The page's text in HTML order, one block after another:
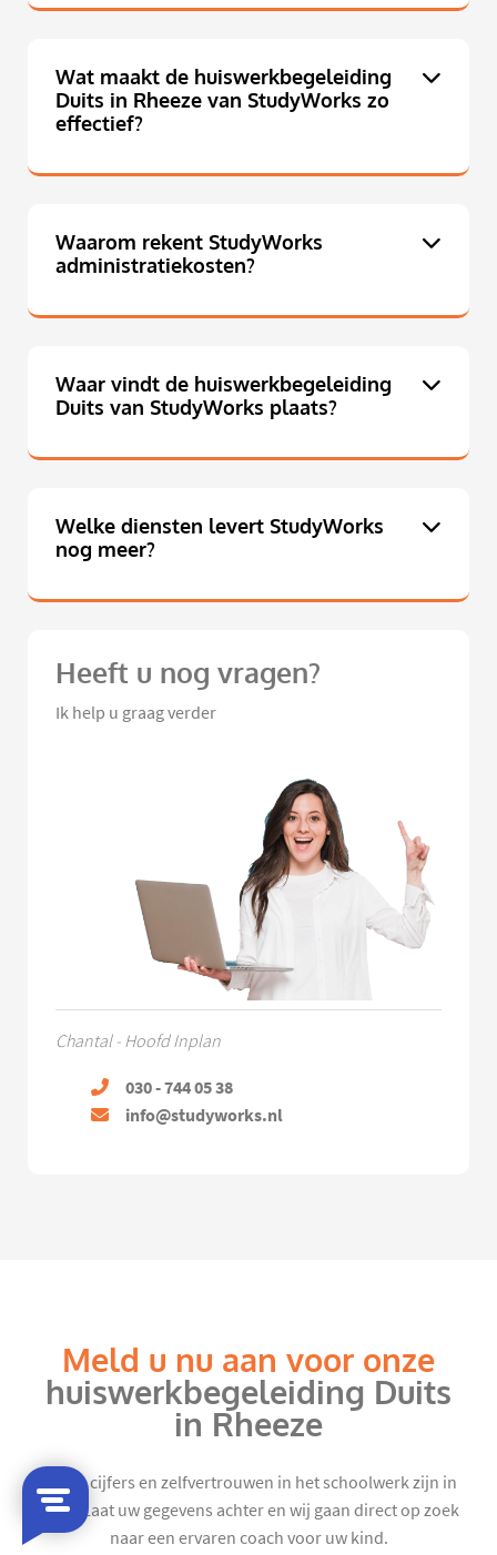
Wat maakt de huiswerkbegeleiding
Duits in Rheeze van StudyWorks zo
effectief?
Waarom rekent StudyWorks
administratiekosten?
Waar vindt de huiswerkbegeleiding
Duits van StudyWorks plaats?
Welke diensten levert StudyWorks
nog meer?
Heeft u nog vragen?
Ik help u graag verder
Chantal - Hoofd Inplan
030 - 744 05 38
info@studyworks.nl
Meld u nu aan voor onze
huiswerkbegeleiding Duits
in Rheeze
Mooie cijfers en zelfvertrouwen in het schoolwerk zijn in
zicht. Laat uw gegevens achter en wij gaan direct op zoek
naar een ervaren coach voor uw kind.